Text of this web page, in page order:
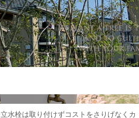
立水栓は取り付けずコストをさりげなくカ